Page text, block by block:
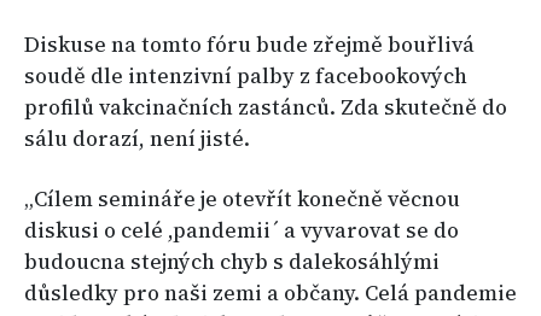
Diskuse na tomto fóru bude zřejmě bouřlivá
soudě dle intenzivní palby z facebookových
profilů vakcinačních zastánců. Zda skutečně do
sálu dorazí, není jisté.
„Cílem semináře je otevřít konečně věcnou
diskusi o celé ,pandemii´ a vyvarovat se do
budoucna stejných chyb s dalekosáhlými
důsledky pro naši zemi a občany. Celá pandemie